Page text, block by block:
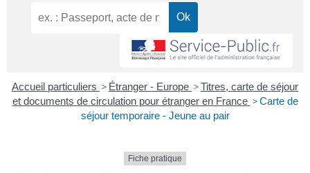
Accueil particuliers > Étranger - Europe >Titres, carte de séjour
et documents de circulation pour étranger en France > Carte de
séjour temporaire - Jeune au pair
Fiche pratique